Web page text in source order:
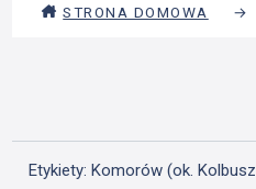
STRONA DOMOWA →
Etykiety: Komorów (ok.